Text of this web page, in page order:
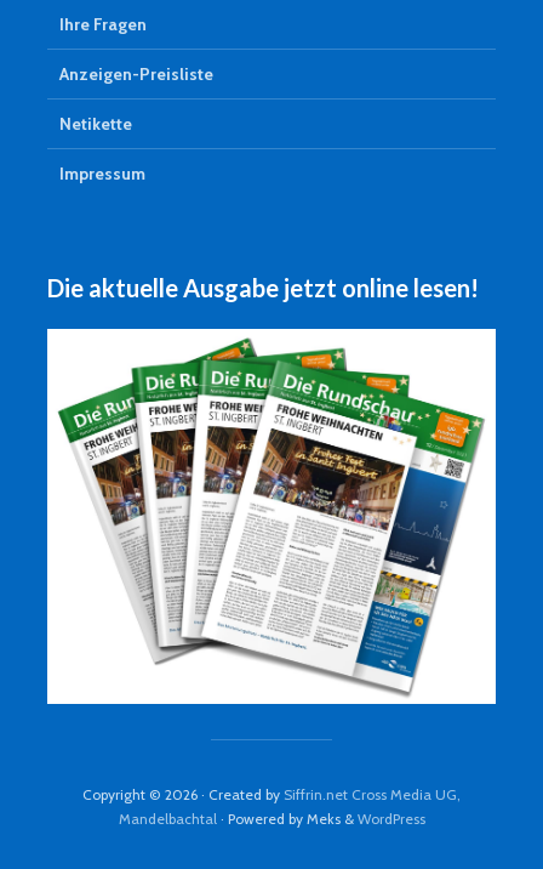
Ihre Fragen
Anzeigen-Preisliste
Netikette
Impressum
Die aktuelle Ausgabe jetzt online lesen!
Copyright © 2026 · Created by Siffrin.net Cross Media UG,
Mandelbachtal· Powered by Meks & WordPress